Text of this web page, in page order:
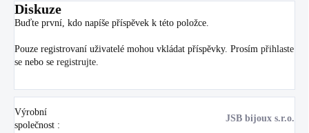
Diskuze
Buďte první, kdo napíše příspěvek k této položce.
Pouze registrovaní uživatelé mohou vkládat příspěvky. Prosím přihlaste
se nebo se registrujte
Výrobní
společnost :
JSB bijoux s.r.o.